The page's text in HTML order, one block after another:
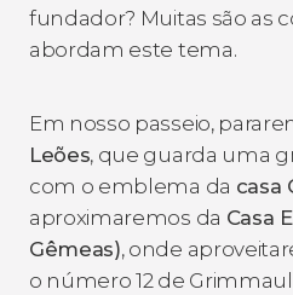
fundador? Muitas são as
abordam este tema.
Em nosso passeio,
Leões, que guarda uma
com o emblema da casa
aproximaremos da Casa
Gêmeas), onde
o número 12 de